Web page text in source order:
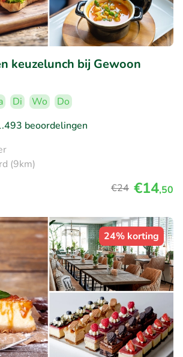
keuzelunch bij Gewoon
Di Wo
Do
beoordelingen
(9km)
€24 €14,50
24% korting